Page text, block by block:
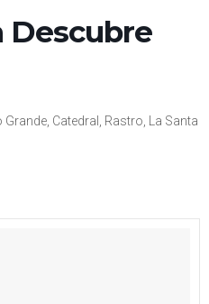
Descubre
Catedral, Rastro, La Santa